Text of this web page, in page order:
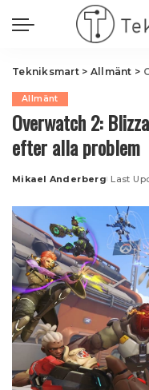
Tekniksmart> Allmänt >
Allmänt
Overwatch 2:
efter alla problem
Posted
Mikael Anderberg Last